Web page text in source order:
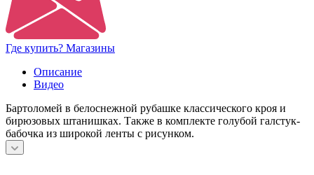
Где купить? Магазины
Описание
Видео
Бартоломей в белоснежной рубашке классического кроя и
бирюзовых штанишках. Также в комплекте голубой галстук-
бабочка из широкой ленты с рисунком.